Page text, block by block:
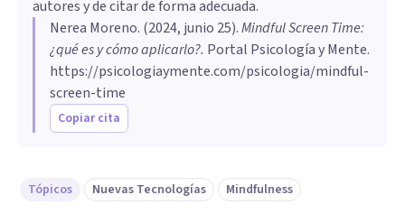
autores y de citar de forma adecuada.
Nerea Moreno. (2024, junio 25).Mindful Screen Time:
¿qué es y cómo aplicarlo?. Portal Psicología y Mente.
https://psicologiaymente.com/psicologia/mindful-
screen-time
Copiar cita
Tópicos Nuevas Tecnologías Mindfulness